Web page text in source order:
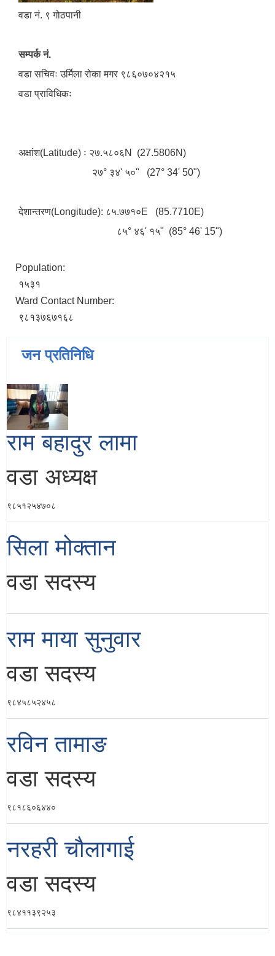
वडा नं. ९ गोठपानी
सम्पर्क नं.
वडा सचिवः उर्मिला रोका मगर ९८६०७०४२१५
वडा प्राविधिकः
अक्षांश(Latitude) ः २७.५८०६N (27.5806N)
२७° ३४' ५०" (27° 34' 50")
देशान्तरण(Longitude): ८५.७७१०E (85.7710E)
८५° ४६' १५" (85° 46' 15")
Population:
१५३१
Ward Contact Number:
९८१३७६७१६८
जन प्रतिनिधि
राम बहादुर लामा
वडा अध्यक्ष
९८५१२५४७०८
सिला मोक्तान
वडा सदस्य
राम माया सुनुवार
वडा सदस्य
९८४५८५२४५८
रविन तामाङ
वडा सदस्य
९८१८६०६४४०
नरहरी चौलागाई
वडा सदस्य
९८४११३९२५३